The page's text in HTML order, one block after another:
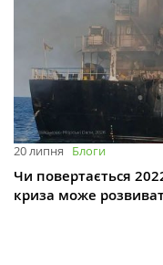
20 липня Блоги
Чи повертається
криза може